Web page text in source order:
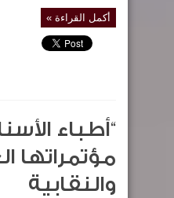
أكمل القراءة »
“أطباء
مؤتمراتها
والنقابية